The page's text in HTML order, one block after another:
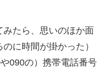
たら、思いのほか面
に時間が掛かった）
090の）携帯電話番号